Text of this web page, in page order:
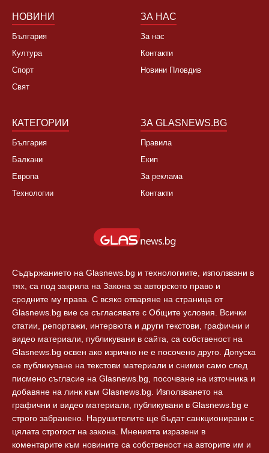
НОВИНИ
България
Култура
Спорт
Свят
ЗА НАС
За нас
Контакти
Новини Пловдив
КАТЕГОРИИ
България
Балкани
Европа
Технологии
ЗА GLASNEWS.BG
Правила
Екип
За реклама
Контакти
Съдържанието на Glasnews.bg и технологиите, използвани в
тях, са под закрила на Закона за авторското право и
сродните му права. С всяко отваряне на страница от
Glasnews.bg вие се съгласявате с Общите условия. Всички
статии, репортажи, интервюта и други текстови, графични и
видео материали, публикувани в сайта, са собственост на
Glasnews.bg освен ако изрично не е посочено друго. Допуска
се публикуване на текстови материали и снимки само след
писмено съгласие на Glasnews.bg, посочване на източника и
добавяне на линк към Glasnews.bg. Използването на
графични и видео материали, публикувани в Glasnews.bg е
строго забранено. Нарушителите ще бъдат санкционирани с
цялата строгост на закона. Мненията изразени в
коментарите към новините са собственост на авторите им и